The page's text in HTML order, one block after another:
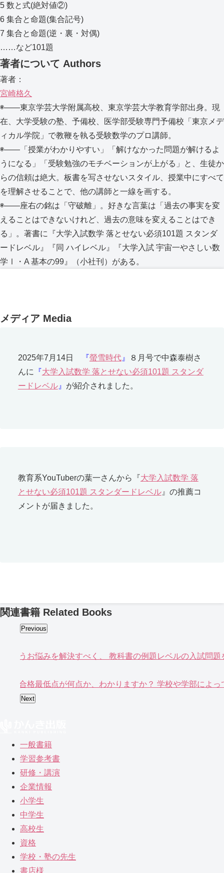
5 数と式(絶対値②)
6 集合と命題(集合記号)
7 集合と命題(逆・裏・対偶)
……など101題
著者について Authors
著者：
宮崎格久
◉――東京学芸大学附属高校、東京学芸大学教育学部出身。現
在、大学受験の塾、予備校、医学部受験専門予備校「東京メデ
ィカル学院」で教鞭を執る受験数学のプロ講師。
◉――「授業がわかりやすい」「解けなかった問題が解けるよ
うになる」「受験勉強のモチベーションが上がる」と、生徒か
らの信頼は絶大。板書を写させないスタイル、授業中にすべて
を理解させることで、他の講師と一線を画する。
◉――座右の銘は「守破離」。好きな言葉は「過去の事実を変
えることはできないけれど、過去の意味を変えることはでき
る」。著書に『大学入試数学 落とせない必須101題 スタンダ
ードレベル』『同 ハイレベル』『大学入試 宇宙一やさしい数
学Ⅰ・A 基本の99』（小社刊）がある。
メディア Media
2025年7月14日 『螢雪時代』
８月号で中森泰樹さ
んに 『大学入試数学 落とせない必須101題 スタンダ
ードレベル』 が紹介されました。
教育系YouTuberの葉一さんから『大学入試数学 落
とせない必須101題 スタンダードレベル』の推薦コ
メントが届きました。
関連書籍 Related Books
Previous
悩みを解決すべく、 教科書の例題レベルの入試問
格最低点が何点か、わかりますか？ 学校や学部に
Next
一般書籍
学習参考書
研修・講演
企業情報
小学生
中学生
高校生
資格
学校・塾の先生
書店様